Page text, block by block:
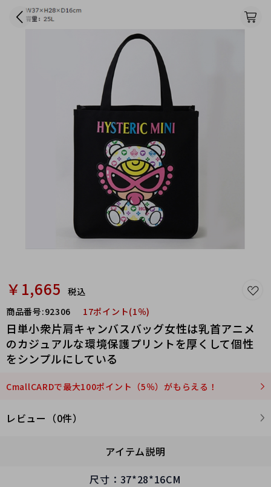
￥1,665
税込
商品番号:92306 17ポイント(1％)
日単小衆片肩キャンバスバッグ女性は乳首アニメ
のカジュアルな環境保護プリントを厚くして個性
をシンプルにしている
CmallCARDで最大100ポイント（5％）がもらえる！
レビュー（0件）
アイテム説明
尺寸：37*28*16CM